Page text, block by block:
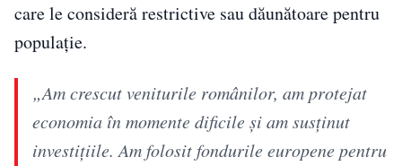
care le consideră restrictive sau dăunătoare pentru
populație.
„Am crescut veniturile românilor, am protejat
economia în momente dificile şi am susţinut
investiţiile. Am folosit fondurile europene pentru